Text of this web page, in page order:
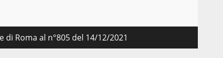
Roma al n°805 del 14/12/2021